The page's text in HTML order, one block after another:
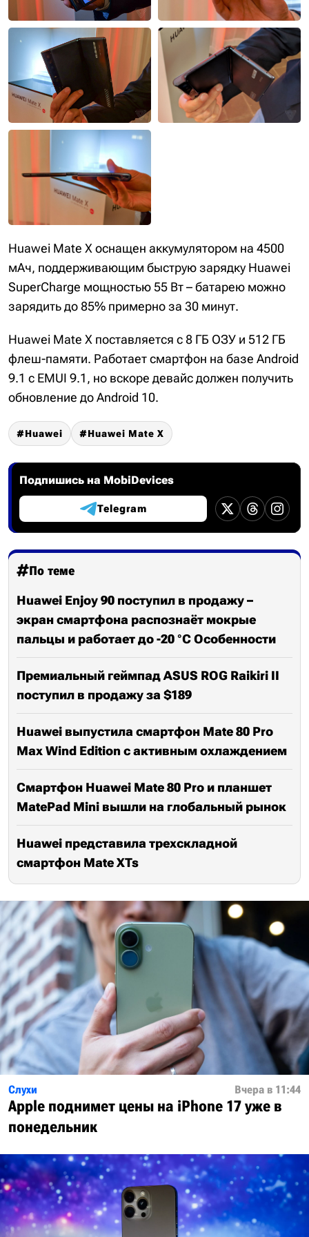
Huawei Mate X оснащен аккумулятором на 4500
мАч, поддерживающим быструю зарядку Huawei
SuperCharge мощностью 55 Вт – батарею можно
зарядить до 85% примерно за 30 минут.
Huawei Mate X поставляется с 8 ГБ ОЗУ и 512 ГБ
флеш-памяти. Работает смартфон на базе Android
9.1 с EMUI 9.1, но вскоре девайс должен получить
обновление до Android 10.
Huawei Huawei Mate X
Подпишись на MobiDevices
Telegram
По теме
Huawei Enjoy 90 поступил в продажу –
экран смартфона распознаёт мокрые
пальцы и работает до -20 °C Особенности
Премиальный геймпад ASUS ROG Raikiri II
поступил в продажу за $189
Huawei выпустила смартфон Mate 80 Pro
Max Wind Edition с активным охлаждением
Смартфон Huawei Mate 80 Pro и планшет
MatePad Mini вышли на глобальный рынок
Huawei представила трехскладной
смартфон Mate XTs
Слухи Вчера в 11:44
Apple поднимет цены на iPhone 17 уже в
понедельник